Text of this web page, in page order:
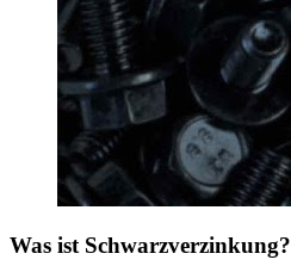
Was ist Schwarzverzinkung?